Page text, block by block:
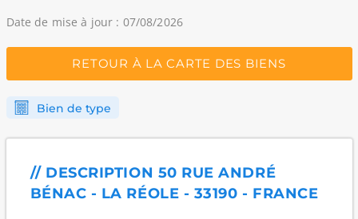
Date de mise à jour : 07/08/2026
RETOUR À LA CARTE DES BIENS
Bien de type
// DESCRIPTION 50 RUE ANDRÉ
BÉNAC - LA RÉOLE - 33190 - FRANCE